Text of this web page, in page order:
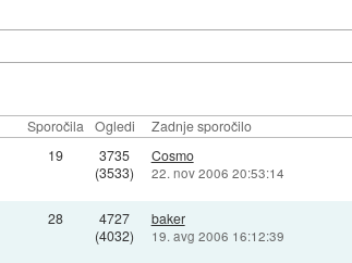
Sporočila Ogledi Zadnje sporočilo
19
3735
(3533)
Cosmo
22. nov 2006 20:53:14
28
4727
(4032)
baker
19. avg 2006 16:12:39